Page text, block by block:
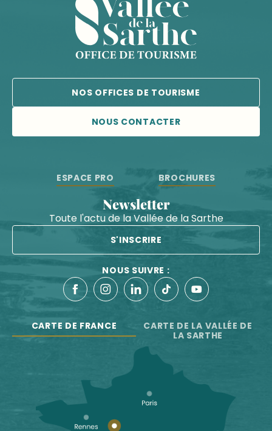
NOS OFFICES DE TOURISME
NOUS CONTACTER
ESPACE PRO BROCHURES
Newsletter
Toute l'actu de la Vallée de la Sarthe
S'INSCRIRE
NOUS SUIVRE :
CARTE DE FRANCE
CARTE DE LA VALLÉE DE
LA SARTHE